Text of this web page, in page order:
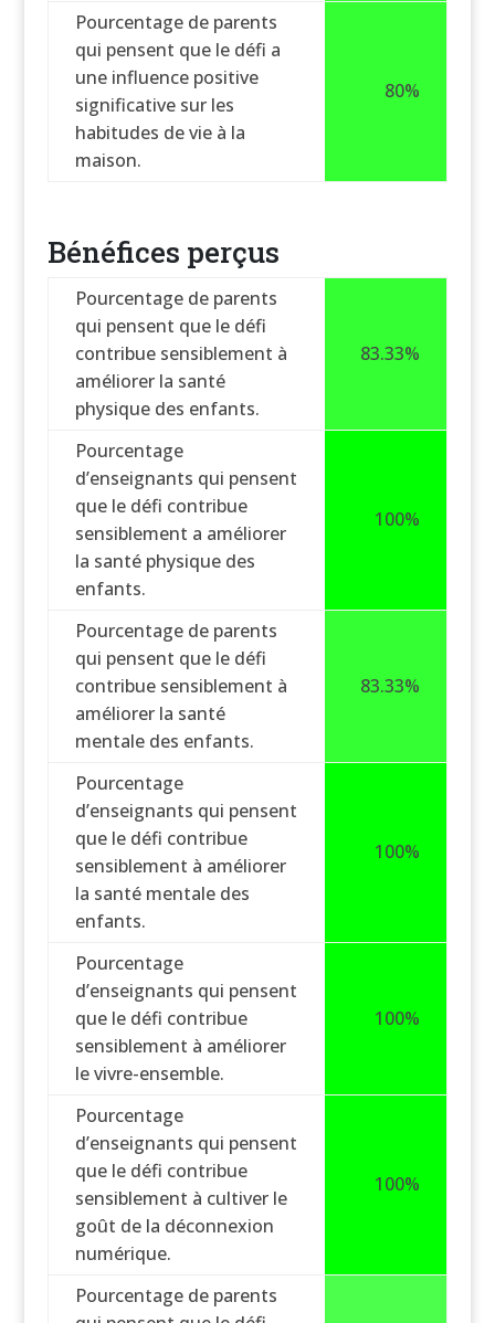
Pourcentage de parents
qui pensent que le défi a
une influence positive
significative sur les
habitudes de vie à la
maison.
80%
Bénéfices perçus
Pourcentage de parents
qui pensent que le défi
contribue sensiblement à
améliorer la santé
physique des enfants.
83.33%
Pourcentage
d’enseignants qui pensent
que le défi contribue
sensiblement a améliorer
la santé physique des
enfants.
100%
Pourcentage de parents
qui pensent que le défi
contribue sensiblement à
améliorer la santé
mentale des enfants.
83.33%
Pourcentage
d’enseignants qui pensent
que le défi contribue
sensiblement à améliorer
la santé mentale des
enfants.
100%
Pourcentage
d’enseignants qui pensent
que le défi contribue
sensiblement à améliorer
le vivre-ensemble.
100%
Pourcentage
d’enseignants qui pensent
que le défi contribue
sensiblement à cultiver le
goût de la déconnexion
numérique.
100%
Pourcentage de parents